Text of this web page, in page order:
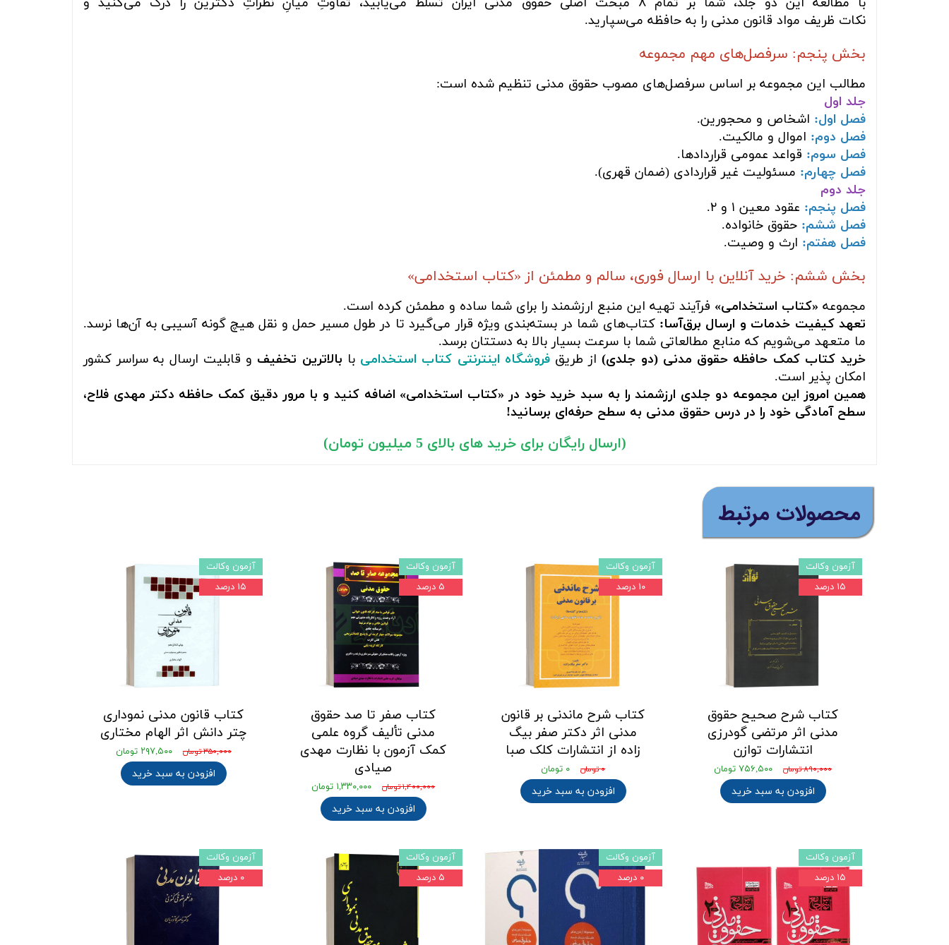
نکات ظریف مواد قانون مدنی را به حافظه می‌سپارید.
بخش پنجم: سرفصل‌های مهم مجموعه
مطالب این مجموعه بر اساس سرفصل‌های مصوب حقوق مدنی تنظیم شده است:
جلد اول
فصل اول: اشخاص و محجورین.
فصل دوم: اموال و مالکیت.
فصل سوم: قواعد عمومی قراردادها.
فصل چهارم: مسئولیت غیر قراردادی (ضمان قهری).
جلد دوم
فصل پنجم: عقود معین ۱ و ۲.
فصل ششم: حقوق خانواده.
فصل هفتم: ارث و وصیت.
بخش ششم: خرید آنلاین با ارسال فوری، سالم و مطمئن از «کتاب استخدامی»
مجموعه «کتاب استخدامی» فرآیند تهیه این منبع ارزشمند را برای شما ساده و مطمئن کرده است.
تعهد کیفیت خدمات و ارسال برق‌آسا: کتاب‌های شما در بسته‌بندی ویژه قرار می‌گیرد تا در طول مسیر حمل و نقل هیچ گونه آسیبی به آن‌ها نرسد.
ما متعهد می‌شویم که منابع مطالعاتی شما با سرعت بسیار بالا به دستتان برسد.
خرید کتاب کمک حافظه حقوق مدنی (دو جلدی) از طریقفروشگاه اینترنتی کتاب استخدامی با بالاترین تخفیف و قابلیت ارسال به سراسر کشور
امکان پذیر است.
همین امروز این مجموعه دو جلدی ارزشمند را به سبد خرید خود در «کتاب استخدامی» اضافه کنید و با مرور دقیق کمک حافظه دکتر مهدی فلاح،
سطح آمادگی خود را در درس حقوق مدنی به سطح حرفه‌ای برسانید!
(ارسال رایگان برای خرید های بالای 5 میلیون تومان)
​محصولات مرتبط
کتاب شرح صحیح حقوق
مدنی اثر مرتضی گودرزی
انتشارات توازن
۸۹۰,۰۰۰ تومان ۷۵۶,۵۰۰ تومان
افزودن به سبد خرید
آزمون وکالت
۱۵ درصد
کتاب شرح ماندنی بر قانون
مدنی اثر دکتر صفر بیگ
زاده از انتشارات کلک صبا
۰ تومان ۰ تومان
افزودن به سبد خرید
آزمون وکالت
۱۰ درصد
کتاب صفر تا صد حقوق
مدنی تألیف گروه علمی
کمک آزمون با نظارت مهدی
صیادی
۱,۴۰۰,۰۰۰ تومان ۱,۳۳۰,۰۰۰ تومان
افزودن به سبد خرید
آزمون وکالت
۵ درصد
کتاب قانون مدنی نموداری
چتر دانش اثر الهام مختاری
۳۵۰,۰۰۰ تومان ۲۹۷,۵۰۰ تومان
افزودن به سبد خرید
آزمون وکالت
۱۵ درصد
آزمون وکالت
۱۵ درصد
آزمون وکالت
۰ درصد
آزمون وکالت
۵ درصد
آزمون وکالت
۰ درصد